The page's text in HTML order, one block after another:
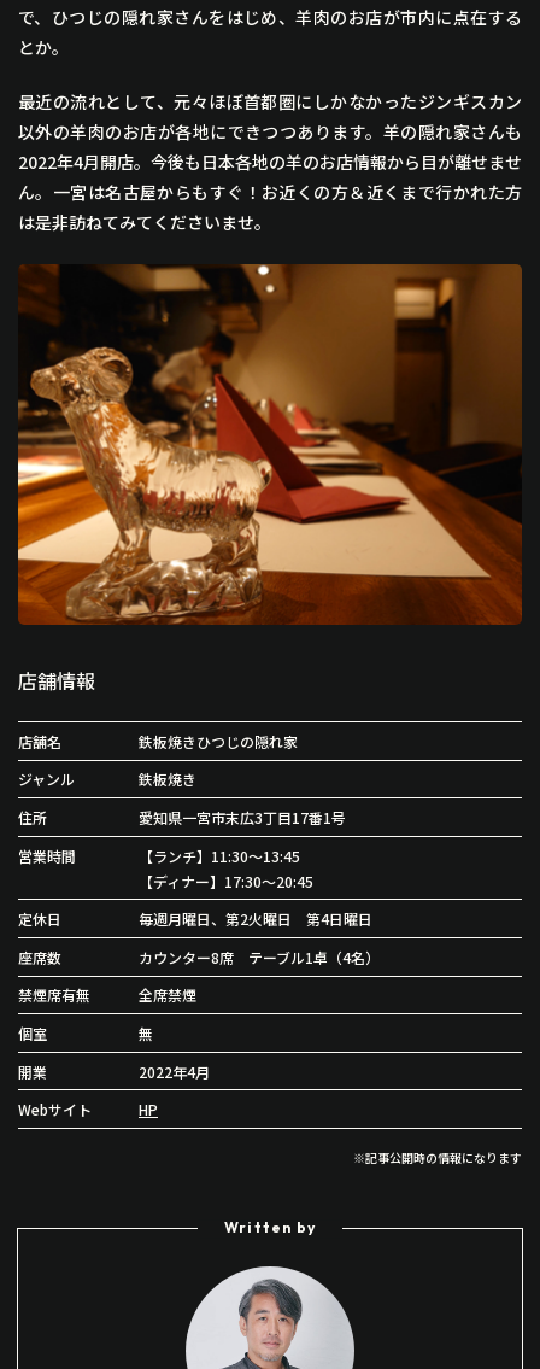
で、ひつじの隠れ家さんをはじめ、羊肉のお店が市内に点在する
とか。
最近の流れとして、元々ほぼ首都圏にしかなかったジンギスカン
以外の羊肉のお店が各地にできつつあります。羊の隠れ家さんも
2022年4月開店。今後も日本各地の羊のお店情報から目が離せませ
ん。一宮は名古屋からもすぐ！お近くの方＆近くまで行かれた方
は是非訪ねてみてくださいませ。
店舗情報
店舗名
鉄板焼きひつじの隠れ家
ジャンル
鉄板焼き
住所
愛知県一宮市末広3丁目17番1号
営業時間
【ランチ】11:30〜13:45
【ディナー】17:30〜20:45
定休日
毎週月曜日、第2火曜日 第4日曜日
座席数
カウンター8席 テーブル1卓（4名）
禁煙席有無
全席禁煙
個室
無
開業
2022年4月
Webサイト
HP
※記事公開時の情報になります
Written by